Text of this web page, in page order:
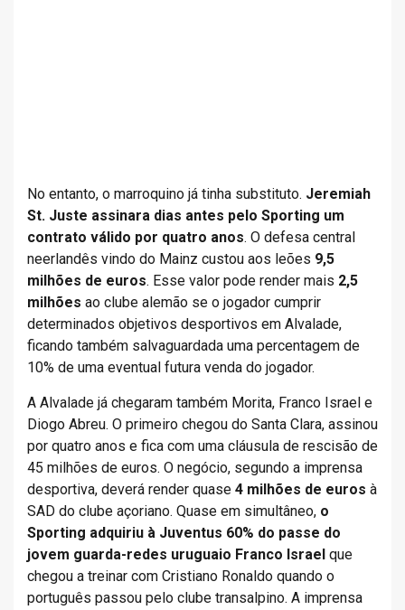
No entanto, o marroquino já tinha substituto. Jeremiah
St. Juste assinara dias antes pelo Sporting um
contrato válido por quatro anos. O defesa central
neerlandês vindo do Mainz custou aos leões 9,5
milhões de euros. Esse valor pode render mais 2,5
milhões ao clube alemão se o jogador cumprir
determinados objetivos desportivos em Alvalade,
ficando também salvaguardada uma percentagem de
10% de uma eventual futura venda do jogador.
A Alvalade já chegaram também Morita, Franco Israel e
Diogo Abreu. O primeiro chegou do Santa Clara, assinou
por quatro anos e fica com uma cláusula de rescisão de
45 milhões de euros. O negócio, segundo a imprensa
desportiva, deverá render quase 4 milhões de euros à
SAD do clube açoriano. Quase em simultâneo, o
Sporting adquiriu à Juventus 60% do passe do
jovem guarda-redes uruguaio Franco Israel que
chegou a treinar com Cristiano Ronaldo quando o
português passou pelo clube transalpino. A imprensa